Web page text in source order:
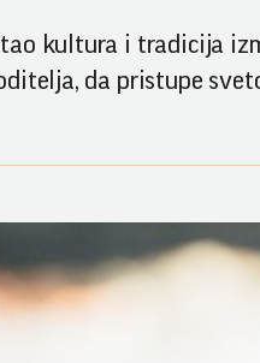
kultura i tradicija
da pristupe